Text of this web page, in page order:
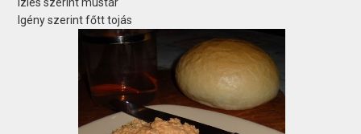
Igény szerint főtt tojás